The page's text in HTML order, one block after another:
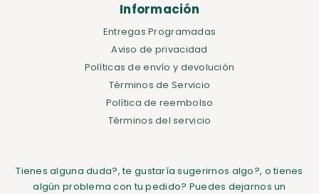
Información
Entregas Programadas
Aviso de privacidad
Políticas de envío y devolución
Términos de Servicio
Política de reembolso
Términos del servicio
Tienes alguna duda?, te gustaría sugerirnos algo?, o tienes
algún problema con tu pedido? Puedes dejarnos un